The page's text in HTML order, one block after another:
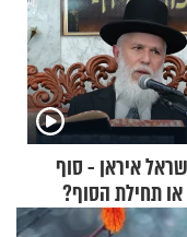
איראן - סוף
תחילת הסוף?
כהן במסר עוצמתי